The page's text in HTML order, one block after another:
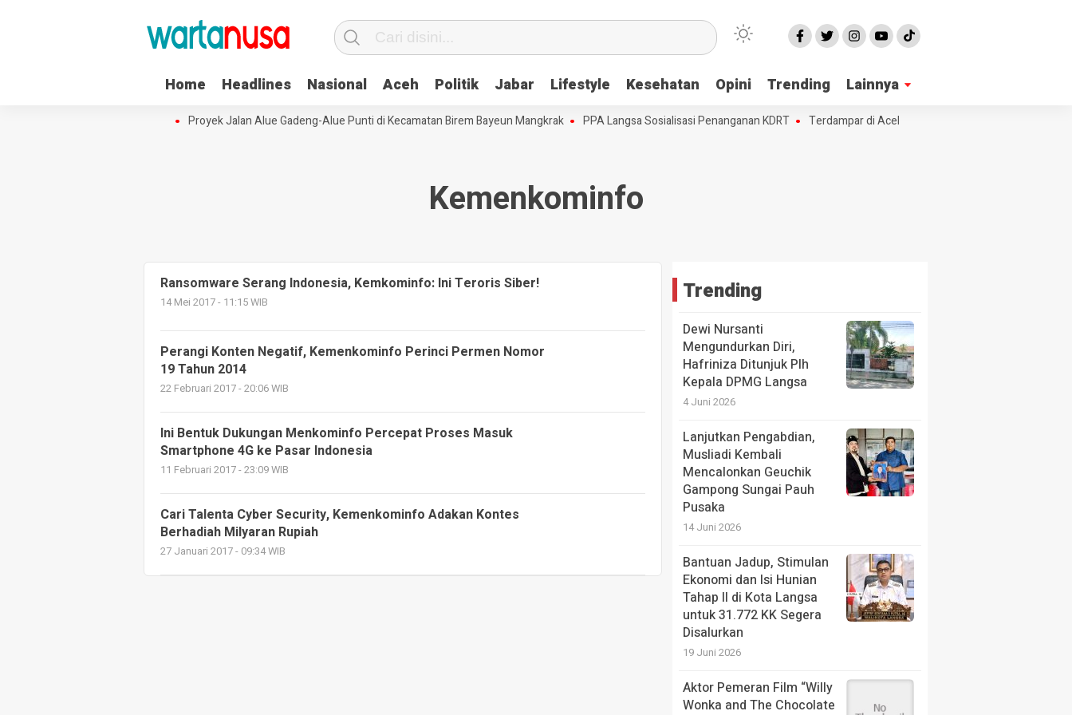
Home Headlines Nasional Aceh Politik Jabar Lifestyle Kesehatan Opini Trending Lainnya
Proyek Jalan Alue Gadeng-Alue Punti di Kecamatan Birem Bayeun Mangkrak PPA Langsa Sosialisasi Penanganan KDRT Terdampar di Aceh, 230 Etnis Rohingya Butuh Tempat
Kemenkominfo
Ransomware Serang Indonesia, Kemkominfo: Ini Teroris Siber!
14 Mei 2017 - 11:15 WIB
Perangi Konten Negatif, Kemenkominfo Perinci Permen Nomor
19 Tahun 2014
22 Februari 2017 - 20:06 WIB
Ini Bentuk Dukungan Menkominfo Percepat Proses Masuk
Smartphone 4G ke Pasar Indonesia
11 Februari 2017 - 23:09 WIB
Cari Talenta Cyber Security, Kemenkominfo Adakan Kontes
Berhadiah Milyaran Rupiah
27 Januari 2017 - 09:34 WIB
Trending
Dewi Nursanti
Mengundurkan Diri,
Hafriniza Ditunjuk Plh
Kepala DPMG Langsa
4 Juni 2026
Lanjutkan Pengabdian,
Musliadi Kembali
Mencalonkan Geuchik
Gampong Sungai Pauh
Pusaka
14 Juni 2026
Bantuan Jadup, Stimulan
Ekonomi dan Isi Hunian
Tahap II di Kota Langsa
untuk 31.772 KK Segera
Disalurkan
19 Juni 2026
Aktor Pemeran Film “Willy
Wonka and The Chocolate